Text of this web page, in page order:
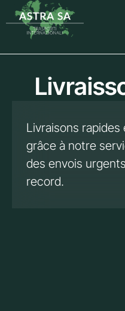
Livraisons
grâce à notre
des envois
record.